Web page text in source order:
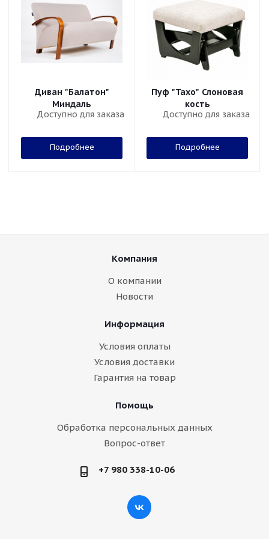
Диван "Балатон"
Миндаль
Доступно для заказа
Подробнее
Пуф "Тахо" Слоновая
кость
Доступно для заказа
Подробнее
Компания
О компании
Новости
Информация
Условия оплаты
Условия доставки
Гарантия на товар
Помощь
Обработка персональных данных
Вопрос-ответ
+7 980 338-10-06